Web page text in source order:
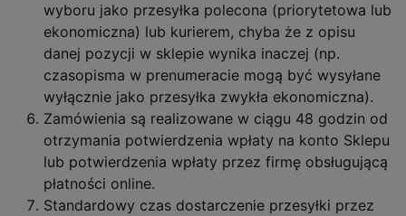
wyboru jako przesyłka polecona (priorytetowa lub
ekonomiczna) lub kurierem, chyba że z opisu
danej pozycji w sklepie wynika inaczej (np.
czasopisma w prenumeracie mogą być wysyłane
wyłącznie jako przesyłka zwykła ekonomiczna).
Zamówienia są realizowane w ciągu 48 godzin od
otrzymania potwierdzenia wpłaty na konto Sklepu
lub potwierdzenia wpłaty przez firmę obsługującą
płatności online.
Standardowy czas dostarczenie przesyłki przez